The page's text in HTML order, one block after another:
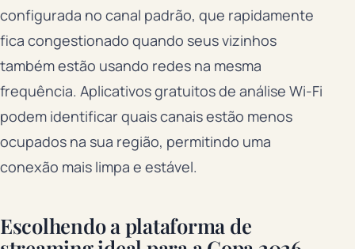
configurada no canal padrão, que rapidamente
fica congestionado quando seus vizinhos
também estão usando redes na mesma
frequência. Aplicativos gratuitos de análise Wi-Fi
podem identificar quais canais estão menos
ocupados na sua região, permitindo uma
conexão mais limpa e estável.
Escolhendo a plataforma de